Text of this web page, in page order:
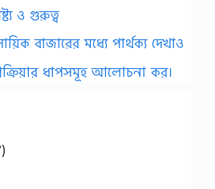
ও গুরুত্ব
বাজারের মধ্যে পার্থক্য দেখাও
প্রক্রিয়ার ধাপসমূহ আলোচনা কর।